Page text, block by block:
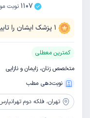
1107 نوبت
1 پزشک ایشان را
کمترین معطلی
متخصص زنان، زایمان و نازایی
نوبت‌دهی مطب
تهران، فلکه دوم تهرانپارس ،